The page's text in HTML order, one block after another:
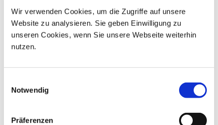
Wir verwenden Cookies, um die Zugriffe auf unsere
Website zu analysieren. Sie geben Einwilligung zu
unseren Cookies, wenn Sie unsere Webseite weiterhin
nutzen.
Notwendig
Präferenzen
17 18 19 20 21 22
24